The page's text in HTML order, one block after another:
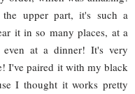
upper part, it's such a
it in so many places, at a
at a dinner! It's very
I've paired it with my black
I thought it works pretty